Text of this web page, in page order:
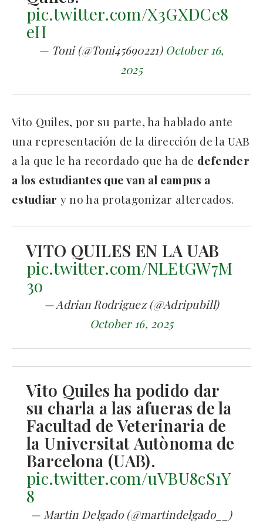
pic.twitter.com/X3GXDCe8
eH
— Toni (@Toni45690221) October 16,
2025
Vito Quiles, por su parte, ha hablado ante
una representación de la dirección de la UAB
a la que le ha recordado que ha de defender
a los estudiantes que van al campus a
estudiar y no ha protagonizar altercados.
VITO QUILES EN LA UAB
pic.twitter.com/NLEtGW7M
3o
— Adrian Rodriguez (@Adripubill)
October 16, 2025
Vito Quiles ha podido dar
su charla a las afueras de la
Facultad de Veterinaria de
la Universitat Autònoma de
Barcelona (UAB).
pic.twitter.com/uVBU8cS1Y
8
— Martin Delgado (@martindelgado__)